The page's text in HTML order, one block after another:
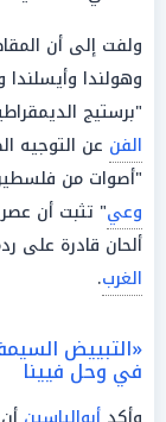
ولفت إلى أن
وهولندا وأيسلندا
"برستيج
الفن عن التوجيه
"أصوات من
وعي" تثبت أن
ألحان قادرة على
الغرب.
«التبييض
في وحل فيينا